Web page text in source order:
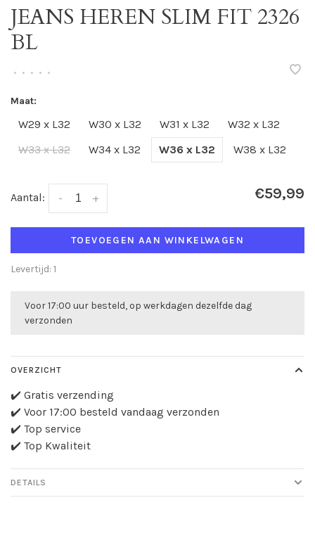
JEANS HEREN SLIM FIT 2326
BL
• • • • •
Maat:
W29 x L32 W30 x L32 W31 x L32
W32 x L32
W33 x L32
W34 x L32 W36 x L32 W38 x L32
Aantal: +
- €59,99
TOEVOEGEN AAN WINKELWAGEN
Levertijd: 1
Voor 17:00 uur besteld, op werkdagen dezelfde dag
verzonden
OVERZICHT
✔️ Gratis verzending
✔️ Voor 17:00 besteld vandaag verzonden
✔️ Top service
✔️ Top Kwaliteit
DETAILS